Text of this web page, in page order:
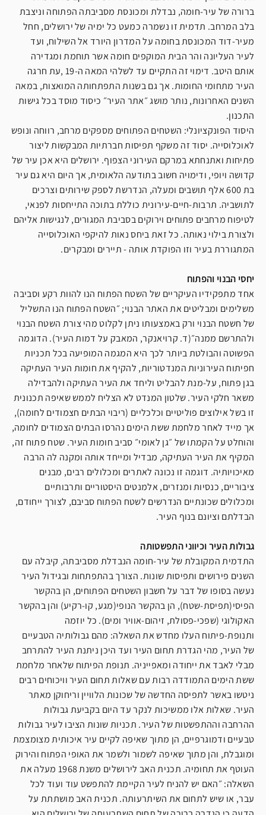
ברורה של עיר-חומה, נבדלת ומכונסת מסביבתה הפתוחה וניצבת
בלב המרחב. תדמית זו נשמרה כמעט כל ימיה של ירושלים, חחל
מעיר-דוד המכונסת בחומה על המדרון היורד אל השילוח, ועד
לעיר העליונה והר הבית המוקפים חומה אשר תוחמת ומגדירה
אותם היטב. דימוי זה התקיים עד לשלהי המאה ה-19 ,עת חרגה
העיר מתחומי החומות. אך גם בשנות התפתחותה המואצות, במאה
השנים האחרונות, נותר מושג ״אתר העיר״ כיסוד מוסד בכל גישות
התכנון.
היסוד הפונקציונלי: השטחים הפתוחים מספקים מרחב, רווחה ונופש
לאוכלוסייה. יסוד זה משקף תפיסות חברתיות המבקשות ליצור
פתיחות ואתנחתא במרקם העירוני הצפוף. ירושלים היא אכן עיר של
קדושה ויופי, ודימויה חשוב בתודעה הלאומית, אך היום היא גם עיר
בת 600 אלף תושבים ומעלה, הנדרשת לספק שירותים וצרכים
לתושביה. תרבות-חיים-עירונית כוללת בתוכה התייחסות לפנאי,
לטיפוח מרחבים פתוחים וירוקים בסביבת המגורים, לנגישות אליהם
ולצורת בילוי נאותה. כל זאת ביחס נאות להיקפי האוכלוסייה
המתגוררת בעיר וזו הפוקדת אותה - תיירים ומבקרים.
יחסי הבנוי והפתוח
אחד מתפקידיו העיקריים של השטח הפתוח הנו להוות רקע וסביבה
משלימים ומבליטים את האתר הבנוי; ״השטח הפתוח הנו התשליל
של חשטח הבנוי ורק באמצעותו ניתן לקלוט מהי צורת השטח הבנוי
ולהתרשם ממנה״(ד. קרויאנקר, המאבק על דמות העיר). הדוגמה
הפשוטה והבולטת ביותר לכך היא המגמה המופיעה בכל תכניות
חפיתוח העירוניות המנדטוריות, להקיף את חומות העיר העתיקה
בגן פתוח, על-מנת להבליט וליחד את העיר העתיקה ולהבדילה
משאר חלקי העיר. שלטון המנדט לא הצליח לממש שאיפה תכנונית
זו בשל אילוצים פוליטיים וכלכליים (ריבוי הבתים חצמודים לחומה),
אך מייד לאחר מלחמת ששת הימים נהרסו הבתים הצמודים לחומה,
והוחלט על הקמתו של ״גן לאומי״ סביב חומות העיר. שטח פתוח זה,
המקיף את העיר העתיקה, מבדיל ומייחד אותה ומקנה לה הרבה
מאיכויותיה. דוגמה זו נכונה לאתרים ומכלולים רבים, מבנים
ציבוריים, כנסיות ומנזרים, אלמנטים היסטוריים ותרבותיים
ומכלולים שכונתיים הנדרשים לשטח הפתוח סביבם, לצורך ייחודם,
הבדלתם וציונם בנוף העיר.
גבולות העיר וכיווני התפשטותה
התדמית המקובלת של עיר-חומה הנבדלת מסביבתה, קיבלה עם
השנים פירושים ותפיסות שונות. הצורך בהתפתחות ובגידול העיר
נעשה בסופו של דבר על חשבון השטחים הפתוחים, הן בהקשר
הפיסי(תפיסת-שטח), הן בהקשר הנופי(מגע, קו-רקיע) והן בהקשר
האקולוגי (שפכי-פסולת, זיהום-אוויר ומים). כל יוזמה
ותנופת-פיתוח העלו מחדש את השאלה: מהם גבולותיה הטבעיים
של העיר, מהי הגדרת תחום העיר ועד היכן ניתנת העיר להתרחב
מבלי לאבד את ייחודה ומאפייניה. תנופת הפיתוח שלאחר מלחמת
ששת הימים התמודדה רבות עם שאלות תחום העיר וויכוחים רבים
ניטשו באשר לתפיסה החדשה של שכונות הלוויין וריחוקן מאתר
העיר. שאלות אלו ממשיכות לנקר עד היום בקביעת גבולות
ההרחבה וההתפשטות של העיר. תכניות שונות הציבו לעיר גבולות
טבעיים ודמוגרפיים, הן מתוך שאיפה לקיים עיר איכותית מצומצמת
ומוגבלת, והן מתוך שאיפה לשמור ולשמר את האופי הפתוח והירוק
העוטף את תחומיה. תכנית האב לירושלים משנת 1968 מעלה את
השאלה: ״האם יש להניח לעיר הקיימת להתפשט עוד ועוד לכל
עבר, או שיש לתחום את השיתרעותה. תכנית האב מושתתת על